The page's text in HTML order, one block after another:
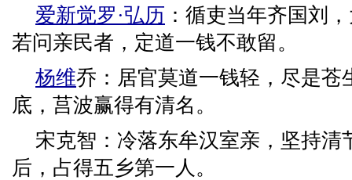
爱新觉罗·弘历 ：循吏当年齐国刘
若问亲民者，定道一钱不敢留。
杨维乔：居官莫道一钱轻，尽是苍
底，莒波赢得有清名。
宋克智：冷落东牟汉室亲，坚持清
后，占得五乡第一人。